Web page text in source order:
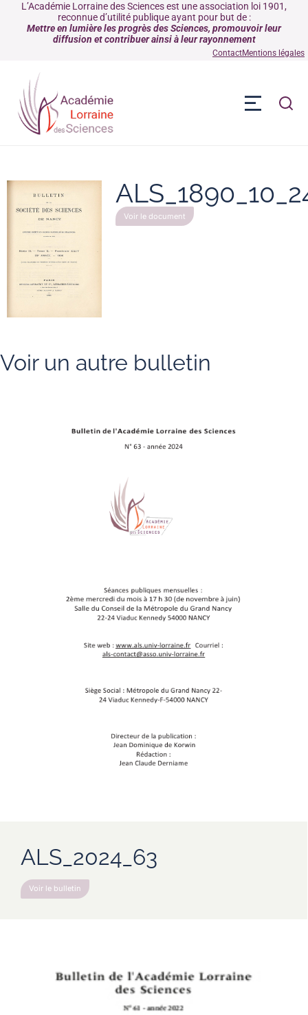
L’Académie Lorraine des Sciences est une association loi 1901,
reconnue d’utilité publique ayant pour but de :
Mettre en lumière les progrès des Sciences, promouvoir leur
diffusion et contribuer ainsi à leur rayonnement
ContactMentions légales
Voir le document
Voir un autre bulletin
ALS_2024_63
Voir le bulletin